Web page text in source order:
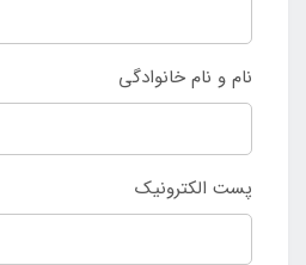
نام و نام خانوادگی
پست الکترونیک